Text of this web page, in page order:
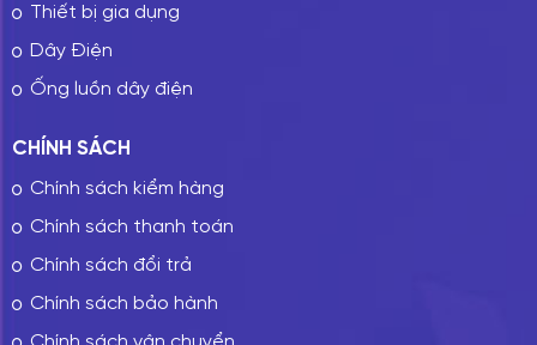
Thiết bị gia dụng
Dây Điện
Ống luồn dây điện
CHÍNH SÁCH
Chính sách kiểm hàng
Chính sách thanh toán
Chính sách đổi trả
Chính sách bảo hành